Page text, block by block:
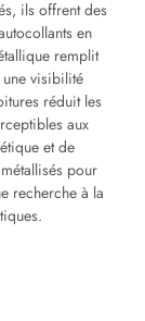
ils offrent des
en
remplit
visibilité
réduit les
aux
et de
pour
recherche à la